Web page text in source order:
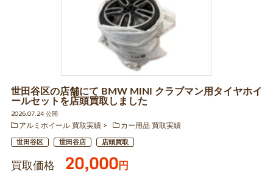
世田谷区の店舗にて BMW MINI クラブマン用タイヤホイ
ールセットを店頭買取しました
2026.07.24 公開
アルミホイール 買取実績
カー用品 買取実績
世田谷区 世田谷店 店頭買取
買取価格 20,000円